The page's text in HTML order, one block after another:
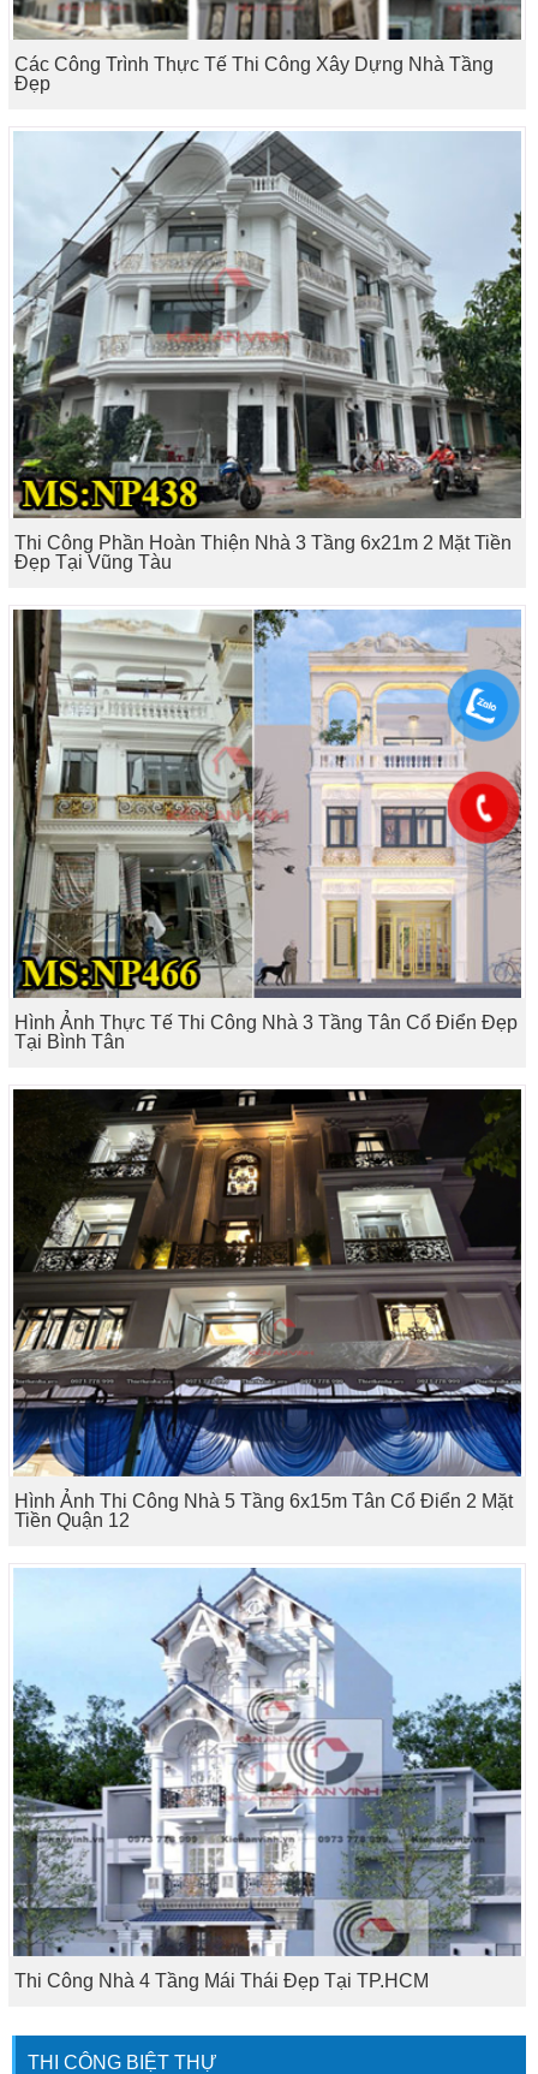
Các Công Trình Thực Tế Thi Công Xây Dựng Nhà Tầng
Đẹp
Thi Công Phần Hoàn Thiện Nhà 3 Tầng 6x21m 2 Mặt Tiền
Đẹp Tại Vũng Tàu
Hình Ảnh Thực Tế Thi Công Nhà 3 Tầng Tân Cổ Điển Đẹp
Tại Bình Tân
Hình Ảnh Thi Công Nhà 5 Tầng 6x15m Tân Cổ Điển 2 Mặt
Tiền Quận 12
Thi Công Nhà 4 Tầng Mái Thái Đẹp Tại TP.HCM
THI CÔNG BIỆT THỰ